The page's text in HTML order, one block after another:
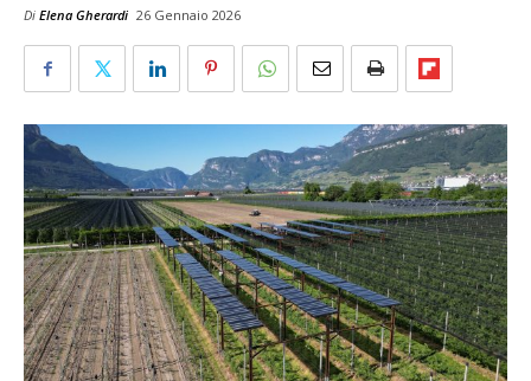
Di Elena Gherardi 26 Gennaio 2026